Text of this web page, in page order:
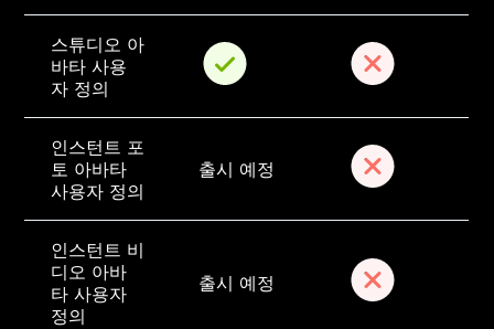
스튜디오 아
바타 사용
자 정의
인스턴트 포
토 아바타
사용자 정의
출시 예정
인스턴트 비
디오 아바
타 사용자
정의
출시 예정